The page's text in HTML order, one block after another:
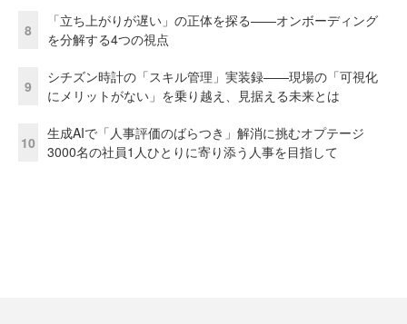
8
「立ち上がりが遅い」の正体を探る——オンボーディング
を分解する4つの視点
9
シチズン時計の「スキル管理」実装録——現場の「可視化
にメリットがない」を乗り越え、見据える未来とは
10
生成AIで「人事評価のばらつき」解消に挑むオプテージ
3000名の社員1人ひとりに寄り添う人事を目指して